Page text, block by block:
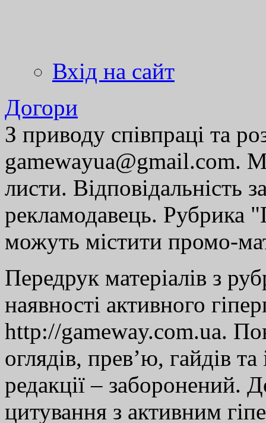
Вхід на сайт
Догори
З приводу співпраці та
gamewayua@gmail.com.
листи. Відповідальність
рекламодавець. Рубрика
можуть містити промо-
Передрук матеріалів з
наявності активного
http://gameway.com.ua.
оглядів, прев’ю, гайдів
редакції – заборонений.
цитування з активним